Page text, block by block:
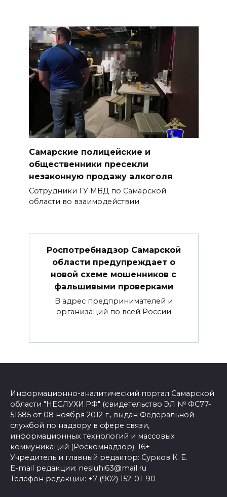
Самарские полицейские и
общественники пресекли
незаконную продажу алкоголя
Сотрудники ГУ МВД по Самарской
области во взаимодействии
Роспотребнадзор Самарской
области предупреждает о
новой схеме мошенников с
фальшивыми проверками
В адрес предпринимателей и
организаций по всей России
Информационно-аналитический портал Самарской
области "НЕСЛУХИ.РФ" (свидетельство ЭЛ № ФС77-
51685 от 08 ноября 2012 г., выдан Федеральной
службой по надзору в сфере связи,
информационных технологий и массовых
коммуникаций (Роскомнадзор). 16+
Учредитель и главный редактор: Сурков К. Е.
E-mail редакции: nesluhi63@mail.ru
Телефон редакции: +7 (902) 152-01-90